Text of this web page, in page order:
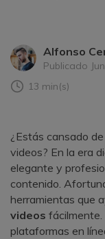
Alfonso
Publicado
13 min(s)
¿Estás cansado
videos? En la era
elegante y
contenido.
herramientas que
videos
plataformas en